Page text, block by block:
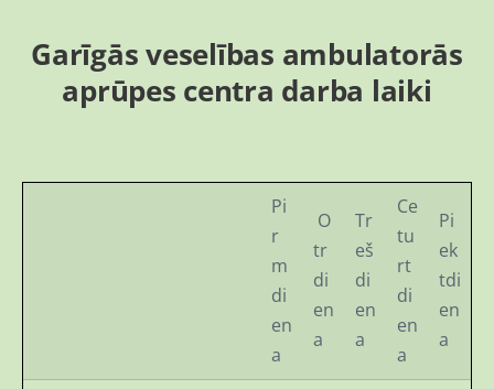
Garīgās veselības ambulatorās
aprūpes centra darba laiki
Pi
r
m
di
en
a
O
tr
di
en
a
Tr
eš
di
en
a
Ce
tu
rt
di
en
a
Pi
ek
tdi
en
a